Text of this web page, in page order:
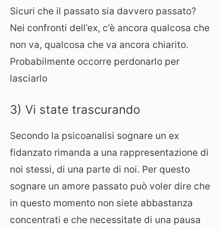
Sicuri che il passato sia davvero passato?
Nei confronti dell’ex, c’è ancora qualcosa che
non va, qualcosa che va ancora chiarito.
Probabilmente occorre perdonarlo per
lasciarlo
3) Vi state trascurando
Secondo la psicoanalisi sognare un ex
fidanzato rimanda a una rappresentazione di
noi stessi, di una parte di noi. Per questo
sognare un amore passato può voler dire che
in questo momento non siete abbastanza
concentrati e che necessitate di una pausa